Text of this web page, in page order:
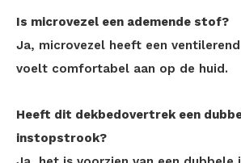
Is microvezel een ademende stof?
Ja, microvezel heeft een
voelt comfortabel aan op de huid.
Heeft dit dekbedovertrek een
instopstrook?